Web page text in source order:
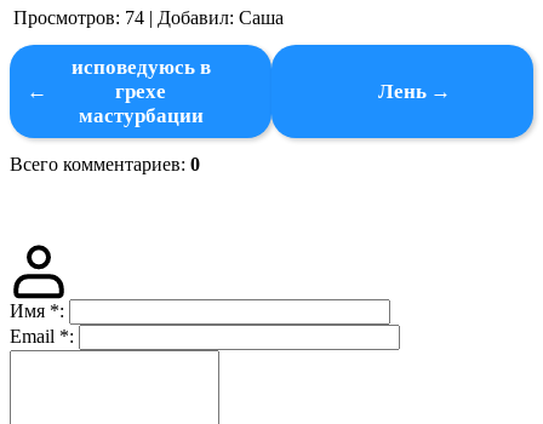
Просмотров: 74 | Добавил: Саша
исповедуюсь в
грехе
мастурбации
Лень
Всего комментариев: 0
Имя *:
Email *: